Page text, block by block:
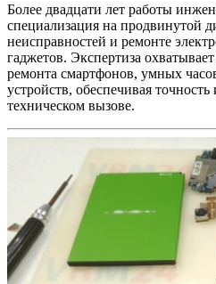
Более двадцати лет работы
специализация на продвинутой
неисправностей и ремонте
гаджетов. Экспертиза
ремонта смартфонов, умных
устройств, обеспечивая
техническом вызове.